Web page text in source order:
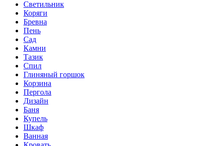
Светильник
Коряги
Бревна
Пень
Сад
Камни
Тазик
Спил
Глиняный горшок
Корзина
Пергола
Дизайн
Баня
Купель
Шкаф
Ванная